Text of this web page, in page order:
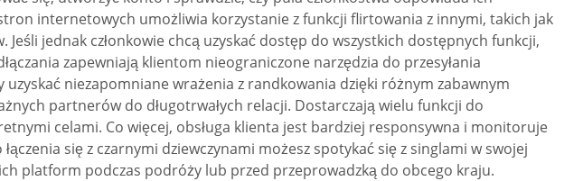
internetowych umożliwia korzystanie z funkcji flirtowania z innymi, takich jak
jednak członkowie chcą uzyskać dostęp do wszystkich dostępnych funkcji,
zapewniają klientom nieograniczone narzędzia do przesyłania
niezapomniane wrażenia z randkowania dzięki różnym zabawnym
partnerów do długotrwałych relacji. Dostarczają wielu funkcji do
celami. Co więcej, obsługa klienta jest bardziej responsywna i monitoruje
się z czarnymi dziewczynami możesz spotykać się z singlami w swojej
platform podczas podróży lub przed przeprowadzką do obcego kraju.